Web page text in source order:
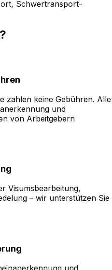
Schwertransport-
zahlen keine Gebühren. Alle
und
von Arbeitgebern
Visumsbearbeitung,
– wir unterstützen Sie
und